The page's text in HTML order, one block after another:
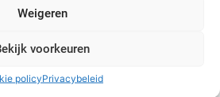
Weigeren
voorkeuren
policyPrivacybeleid
kamers
superior kamers